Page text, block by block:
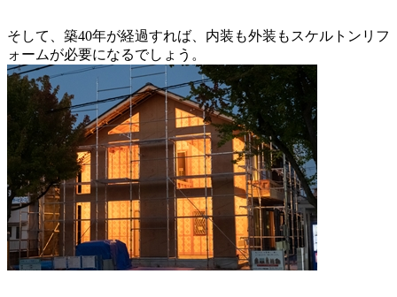
そして、築40年が経過すれば、内装も外装もスケルトンリフ
ォームが必要になるでしょう。